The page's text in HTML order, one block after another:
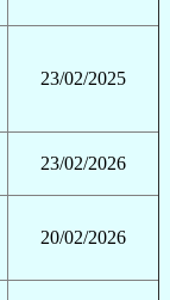
23/02/2025
23/02/2026
20/02/2026